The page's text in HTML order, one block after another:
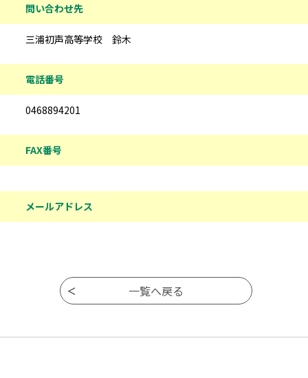
問い合わせ先
三浦初声高等学校 鈴木
電話番号
0468894201
FAX番号
メールアドレス